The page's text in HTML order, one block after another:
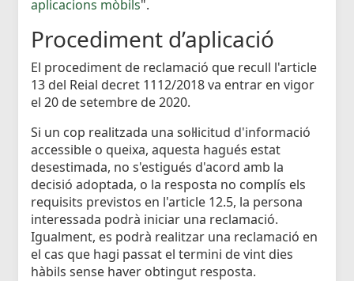
aplicacions mòbils".
Procediment d’aplicació
El procediment de reclamació que recull l'article
13 del Reial decret 1112/2018 va entrar en vigor
el 20 de setembre de 2020.
Si un cop realitzada una sol·licitud d'informació
accessible o queixa, aquesta hagués estat
desestimada, no s'estigués d'acord amb la
decisió adoptada, o la resposta no complís els
requisits previstos en l'article 12.5, la persona
interessada podrà iniciar una reclamació.
Igualment, es podrà realitzar una reclamació en
el cas que hagi passat el termini de vint dies
hàbils sense haver obtingut resposta.